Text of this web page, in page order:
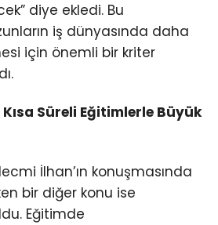
diye ekledi. Bu
iş dünyasında daha
için önemli bir kriter
Süreli Eğitimlerle Büyük
İlhan’ın konuşmasında
bir diğer konu ise
Eğitimde